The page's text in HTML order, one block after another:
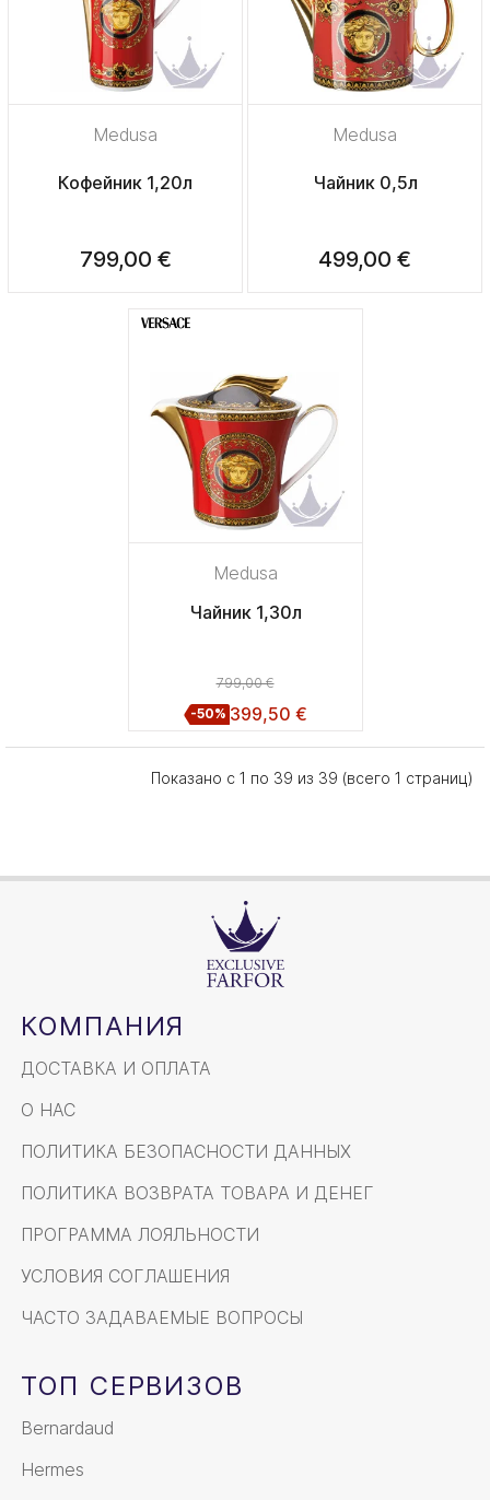
Medusa
Кофейник 1,20л
799,00 €
Medusa
Чайник 0,5л
499,00 €
Medusa
Чайник 1,30л
799,00 €
-50% 399,50 €
Показано с 1 по 39 из 39 (всего 1 страниц)
КОМПАНИЯ
ДОСТАВКА И ОПЛАТА
О НАС
ПОЛИТИКА БЕЗОПАСНОСТИ ДАННЫХ
ПОЛИТИКА ВОЗВРАТА ТОВАРА И ДЕНЕГ
ПРОГРАММА ЛОЯЛЬНОСТИ
УСЛОВИЯ СОГЛАШЕНИЯ
ЧАСТО ЗАДАВАЕМЫЕ ВОПРОСЫ
ТОП СЕРВИЗОВ
Bernardaud
Hermes